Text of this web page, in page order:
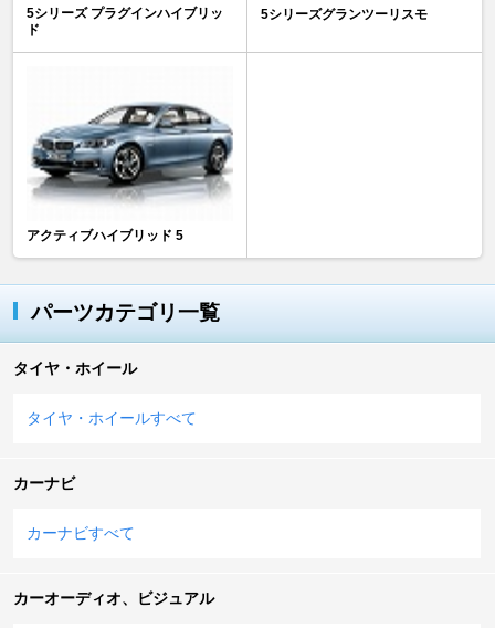
5シリーズ プラグインハイブリッ
ド
5シリーズグランツーリスモ
アクティブハイブリッド 5
パーツカテゴリ一覧
タイヤ・ホイール
タイヤ・ホイールすべて
カーナビ
カーナビすべて
カーオーディオ、ビジュアル